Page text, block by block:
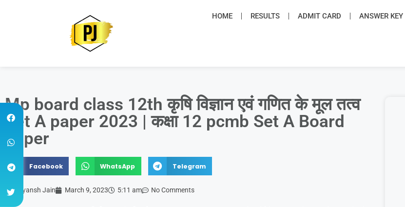
HOME RESULTS ADMIT CARD ANSWER KEY
Mp board class 12th कृषि विज्ञान एवं गणित के मूल तत्व
Set A paper 2023 | कक्षा 12 pcmb Set A Board
paper
Facebook WhatsApp Telegram
Priyansh Jain March 9, 2023 5:11 am No Comments